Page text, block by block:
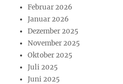
Februar 2026
Januar 2026
Dezember 2025
November 2025
Oktober 2025
Juli 2025
Juni 2025